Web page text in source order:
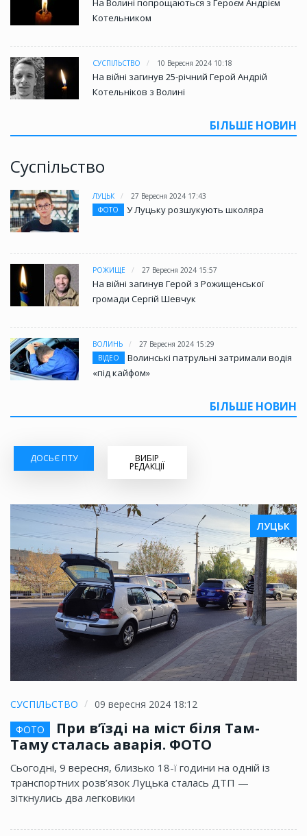
На Волині попрощаються з Героєм Андрієм
Котельником
СУСПІЛЬСТВО 10 Вересня 2024 10:18
На війні загинув 25-річний Герой Андрій
Котельніков з Волині
БІЛЬШЕ НОВИН
Суспільство
ЛУЦЬК
27 Вересня 2024 17:43
ФОТО
У Луцьку розшукують школяра
РОЖИЩЕ 27 Вересня 2024 15:57
На війні загинув Герой з Рожищенської
громади Сергій Шевчук
ВОЛИНЬ
27 Вересня 2024 15:29
ВІДЕО
Волинські патрульні затримали водія
«під кайфом»
БІЛЬШЕ НОВИН
ДОСЬЄ ГІТУ ВИБІР
РЕДАКЦІЇ
ЛУЦЬК
СУСПІЛЬСТВО
09 вересня 2024 18:12
ФОТО
При в’їзді на міст біля Там-
Таму сталась аварія. ФОТО
Сьогодні, 9 вересня, близько 18-ї години на одній із
транспортних розв’язок Луцька сталась ДТП —
зіткнулись два легковики